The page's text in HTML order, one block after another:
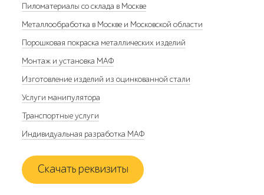
Пиломатериалы со склада в Москве
Металлообработка в Москве и Московской области
Порошковая покраска металлических изделий
Монтаж и установка МАФ
Изготовление изделий из оцинкованной стали
Услуги манипулятора
Транспортные услуги
Индивидуальная разработка МАФ
Скачать реквизиты